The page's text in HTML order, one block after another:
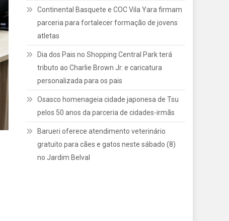
Continental Basquete e COC Vila Yara firmam
parceria para fortalecer formação de jovens
atletas
Dia dos Pais no Shopping Central Park terá
tributo ao Charlie Brown Jr. e caricatura
personalizada para os pais
Osasco homenageia cidade japonesa de Tsu
pelos 50 anos da parceria de cidades-irmãs
Barueri oferece atendimento veterinário
gratuito para cães e gatos neste sábado (8)
no Jardim Belval